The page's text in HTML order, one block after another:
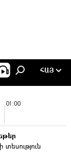
ՀԱՅ
01:00
տեսություն